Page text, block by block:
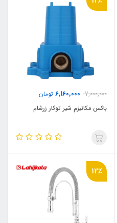
7,000,000
6,160,000 تومان
باکس مکانیزم شیر توکار زرشام
12٪